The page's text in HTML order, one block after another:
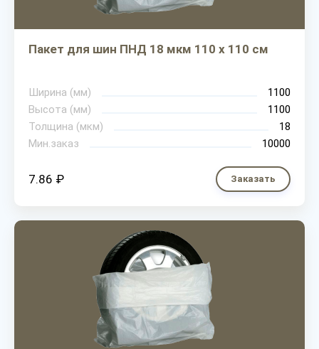
Пакет для шин ПНД 18 мкм 110 х 110 см
Ширина (мм)
1100
Высота (мм)
1100
Толщина (мкм)
18
Мин.заказ
10000
7.86 ₽ Заказать